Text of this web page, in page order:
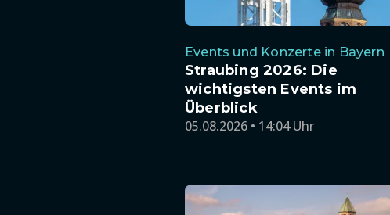
Events und Konzerte in Bayern
Straubing 2026: Die
wichtigsten Events im
Überblick
05.08.2026 • 14:04 Uhr